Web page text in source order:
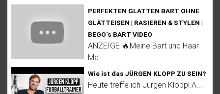
PERFEKTEN GLATTEN BART OHNE
GLÄTTEISEN | RASIEREN & STYLEN |
BEGO‘s BART VIDEO
ANZEIGE 🔥Meine Bart und Haar
Ma...
Wie ist das JÜRGEN KLOPP ZU SEIN?
Heute treffe ich Jürgen Klopp! A...